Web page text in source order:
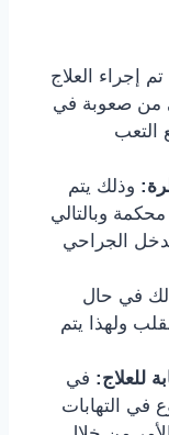
تم إجراء العلاج
من صعوبة في
التعب
وذلك يتم
وبالتالي
الجراحي
في حال
ولهذا يتم
للعلاج: في
في التهابات